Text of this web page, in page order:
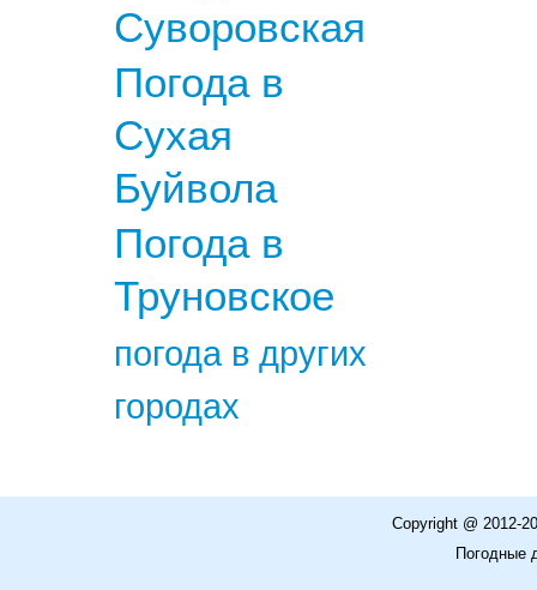
Суворовская
Погода в
Сухая
Буйвола
Погода в
Труновское
погода в других
городах
Copyright @ 2012-
Погодные